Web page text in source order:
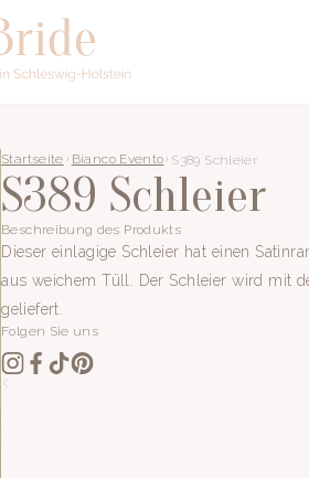
Startseite Bianco Evento S389 Schleier
S389 Schleier
Beschreibung des Produkts
Dieser einlagige Schleier hat einen
aus weichem Tüll. Der Schleier wird mit
geliefert.
Folgen Sie uns